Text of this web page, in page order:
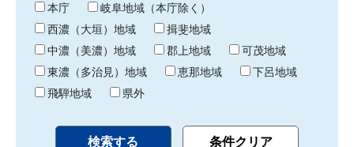
わ
り
本庁
岐阜地域（本庁除く）
西濃（大垣）地域
揖斐地域
中濃（美濃）地域
郡上地域
可茂地域
東濃（多治見）地域
恵那地域
下呂地域
飛騨地域
県外